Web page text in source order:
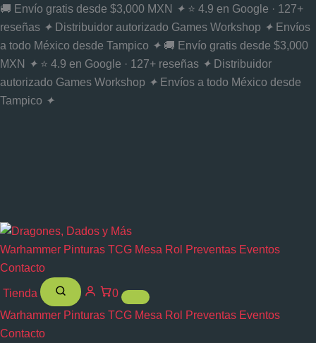
🚚 Envío gratis desde $3,000 MXN ✦ ⭐ 4.9 en Google · 127+
reseñas ✦ Distribuidor autorizado Games Workshop ✦ Envíos
a todo México desde Tampico ✦ 🚚 Envío gratis desde $3,000
MXN ✦ ⭐ 4.9 en Google · 127+ reseñas ✦ Distribuidor
autorizado Games Workshop ✦ Envíos a todo México desde
Tampico ✦
Warhammer Pinturas TCG Mesa Rol Preventas Eventos
Contacto
Tienda
0
Warhammer Pinturas TCG Mesa Rol Preventas Eventos
Contacto
Ir
al
contenido